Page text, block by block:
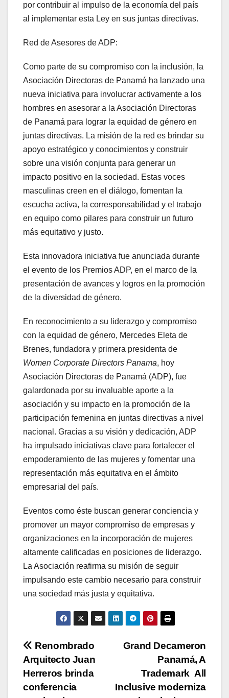
por contribuir al impulso de la economía del país
al implementar esta Ley en sus juntas directivas.
Red de Asesores de ADP:
Como parte de su compromiso con la inclusión, la
Asociación Directoras de Panamá ha lanzado una
nueva iniciativa para involucrar activamente a los
hombres en asesorar a la Asociación Directoras
de Panamá para lograr la equidad de género en
juntas directivas. La misión de la red es brindar su
apoyo estratégico y conocimientos y construir
sobre una visión conjunta para generar un
impacto positivo en la sociedad. Estas voces
masculinas creen en el diálogo, fomentan la
escucha activa, la corresponsabilidad y el trabajo
en equipo como pilares para construir un futuro
más equitativo y justo.
Esta innovadora iniciativa fue anunciada durante
el evento de los Premios ADP, en el marco de la
presentación de avances y logros en la promoción
de la diversidad de género.
En reconocimiento a su liderazgo y compromiso
con la equidad de género, Mercedes Eleta de
Brenes, fundadora y primera presidenta de
Women Corporate Directors Panama, hoy
Asociación Directoras de Panamá (ADP), fue
galardonada por su invaluable aporte a la
asociación y su impacto en la promoción de la
participación femenina en juntas directivas a nivel
nacional. Gracias a su visión y dedicación, ADP
ha impulsado iniciativas clave para fortalecer el
empoderamiento de las mujeres y fomentar una
representación más equitativa en el ámbito
empresarial del país.
Eventos como éste buscan generar conciencia y
promover un mayor compromiso de empresas y
organizaciones en la incorporación de mujeres
altamente calificadas en posiciones de liderazgo.
La Asociación reafirma su misión de seguir
impulsando este cambio necesario para construir
una sociedad más justa y equitativa.
Navegación
de
entradas
Grand Decameron
Panamá, A
Trademark All
Inclusive moderniza
Renombrado
Arquitecto Juan
Herreros brinda
conferencia